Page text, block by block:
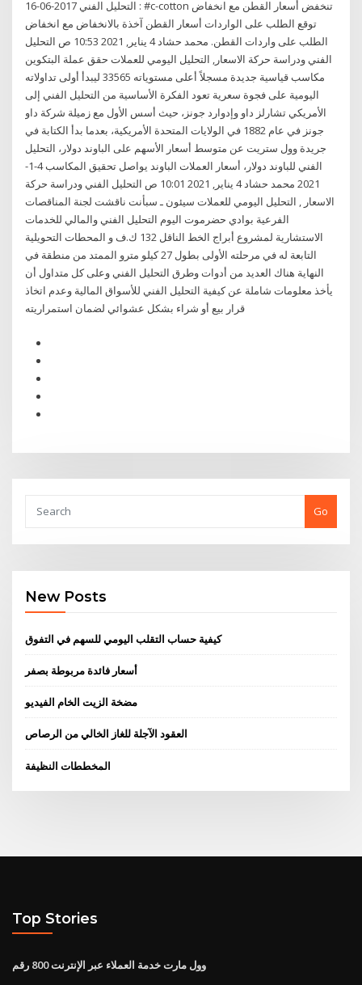
التحليل الفني 2017-06-16 : #c-cotton تنخفض أسعار القطن مع انخفاض
توقع الطلب على الواردات أسعار القطن آخذة بالانخفاض مع انخفاض
الطلب على واردات القطن. محمد حشاد 4 يناير, 2021 10:53 ص التحليل
الفني ودراسة حركة الاسعار, التحليل اليومي للعملات حقق عملة البتكوين
مكاسب قياسية جديدة مسجلاً أعلى مستوياته 33565 ليبدأ أولى تداولاته
اليومية على فجوة سعرية تعود الفكرة الأساسية من التحليل الفني إلى
الأمريكي تشارلز داو وإدوارد جونز، حيث أسس الأول مع زميلة شركة داو
جونز في عام 1882 في الولايات المتحدة الأمريكية، بعدما بدأ الكتابة في
جريدة وول ستريت عن متوسط أسعار الأسهم على الباوند دولار، التحليل
الفني للباوند دولار، أسعار العملات الباوند يواصل تحقيق المكاسب 4-1-
2021 محمد حشاد 4 يناير, 2021 10:01 ص التحليل الفني ودراسة حركة
الاسعار , التحليل اليومي للعملات سيئون ـ سبأنت ناقشت لجنة المناقصات
الفرعية بوادي حضرموت اليوم التحليل الفني والمالي للخدمات
الاستشارية لمشروع أبراج الخط الناقل 132 ك.ف و المحطات التحويلية
التابعة له في مرحلته الأولى بطول 27 كيلو مترو الممتد من منطقة في
النهاية هناك العديد من أدوات وطرق التحليل الفني وعلى كل متداول أن
يأخذ معلومات شاملة عن كيفية التحليل الفني للأسواق المالية وعدم اتخاذ
قرار بيع أو شراء بشكل عشوائي لضمان استمراريته
Go
New Posts
كيفية حساب التقلب اليومي للسهم في التفوق
أسعار فائدة مربوطة بصفر
مضخة الزيت الخام الفيديو
العقود الآجلة للغاز الخالي من الرصاص
المخططات النظيفة
Top Stories
وول مارت خدمة العملاء عبر الإنترنت 800 رقم